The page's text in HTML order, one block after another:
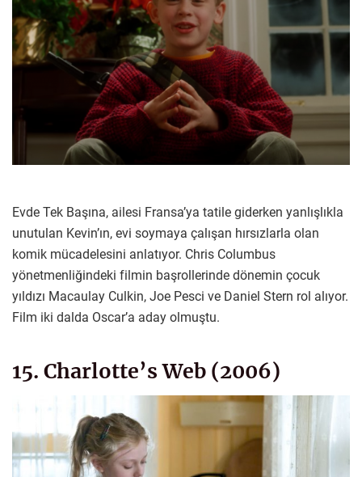
Evde Tek Başına, ailesi Fransa’ya tatile giderken yanlışlıkla
unutulan Kevin’ın, evi soymaya çalışan hırsızlarla olan
komik mücadelesini anlatıyor. Chris Columbus
yönetmenliğindeki filmin başrollerinde dönemin çocuk
yıldızı Macaulay Culkin, Joe Pesci ve Daniel Stern rol alıyor.
Film iki dalda Oscar’a aday olmuştu.
15. Charlotte’s Web (2006)